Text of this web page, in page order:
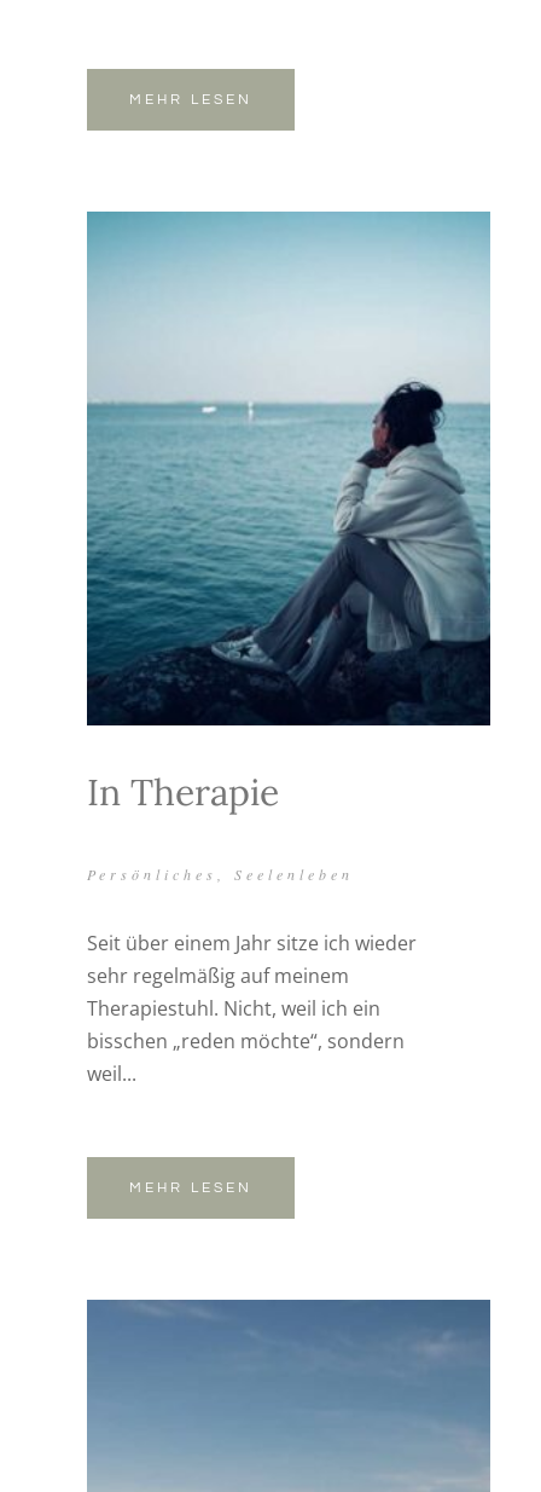
MEHR LESEN
In Therapie
Persönliches Seelenleben
Seit über einem Jahr sitze ich wieder
sehr regelmäßig auf meinem
Therapiestuhl. Nicht, weil ich ein
bisschen „reden möchte“, sondern
weil...
MEHR LESEN